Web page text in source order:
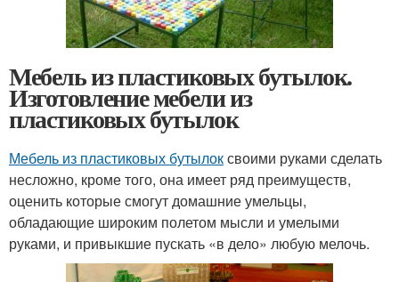
Мебель из пластиковых бутылок.
Изготовление мебели из
пластиковых бутылок
Мебель из пластиковых бутылоксвоими руками сделать
несложно, кроме того, она имеет ряд преимуществ,
оценить которые смогут домашние умельцы,
обладающие широким полетом мысли и умелыми
руками, и привыкшие пускать «в дело» любую мелочь.